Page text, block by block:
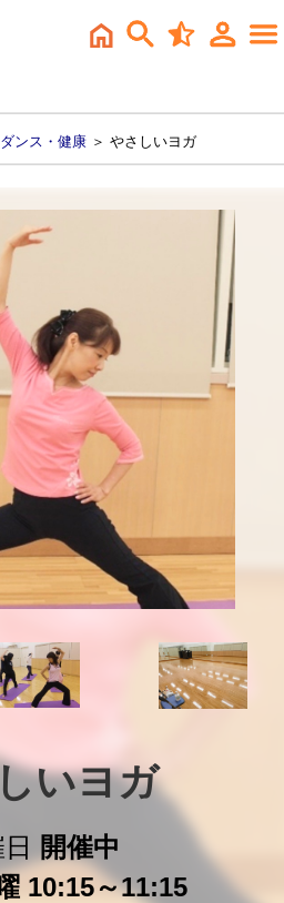
ダンス・健康 ＞ やさしいヨガ
いヨガ
開催中
10:15～11:15